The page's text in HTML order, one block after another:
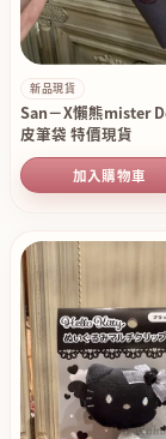
新品現貨
San－X懶熊mister
皮筆袋 特價現貨
加入購物車